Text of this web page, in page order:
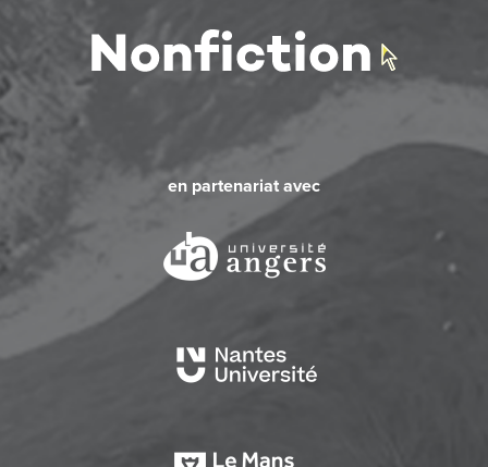
en partenariat avec